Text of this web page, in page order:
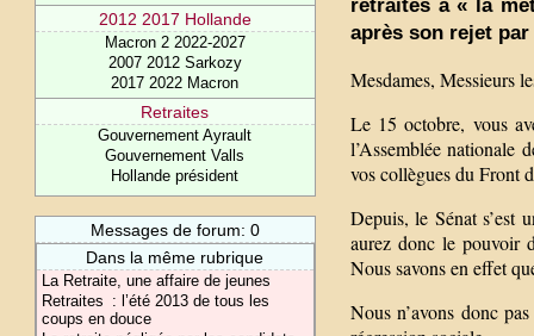
2012 2017 Hollande
Macron 2 2022-2027
2007 2012 Sarkozy
2017 2022 Macron
Retraites
Gouvernement Ayrault
Gouvernement Valls
Hollande président
Messages de forum: 0
Dans la même rubrique
La Retraite, une affaire de jeunes
Retraites : l’été 2013 de tous les
coups en douce
retraites à « la
après son rejet
Mesdames, Messieurs
Le 15 octobre, vous
l’Assemblée nationale
vos collègues du Front
Depuis, le Sénat s’est
aurez donc le pouvoir
Nous savons en effet
Nous n’avons donc